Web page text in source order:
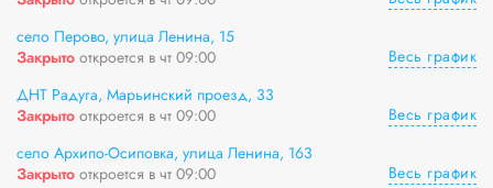
село Перово, улица Ленина, 15
Закрыто откроется в чт 09:00
Весь график
ДНТ Радуга, Марьинский проезд, 33
Закрыто откроется в чт 09:00
Весь график
село Архипо-Осиповка, улица Ленина, 163
Закрыто откроется в чт 09:00
Весь график